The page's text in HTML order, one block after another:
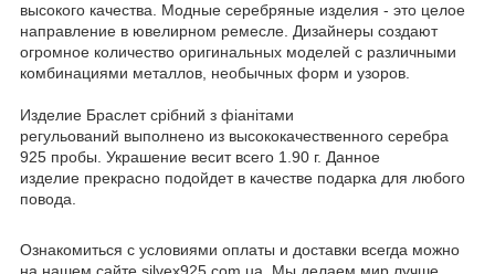
высокого качества. Модные серебряные изделия - это целое
направление в ювелирном ремесле. Дизайнеры создают
огромное количество оригинальных моделей с различными
комбинациями металлов, необычных форм и узоров.
Изделие Браслет срібний з фіанітами
регульований выполнено из высококачественного серебра
925 пробы. Украшение весит всего 1.90 г. Данное
изделие прекрасно подойдет в качестве подарка для любого
повода.
Ознакомиться с условиями оплаты и доставки всегда можно